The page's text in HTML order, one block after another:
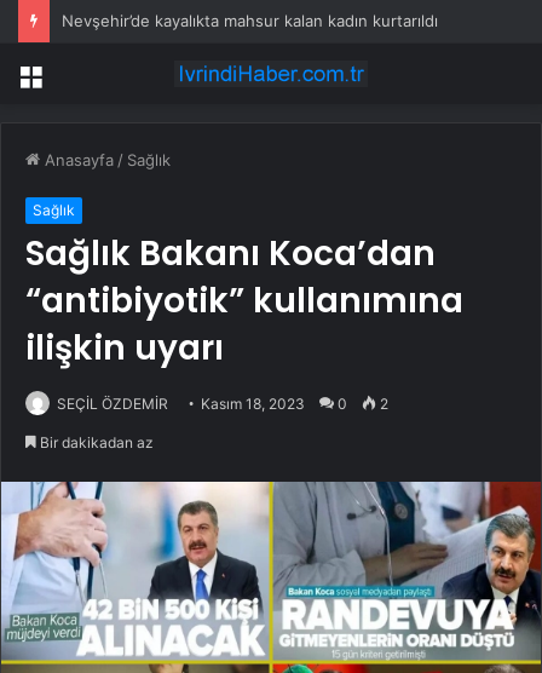
Nevşehir’de kayalıkta mahsur kalan kadın kurtarıldı
Menü
Anasayfa / Sağlık
Sağlık
Sağlık Bakanı Koca’dan
“antibiyotik” kullanımına
ilişkin uyarı
SEÇİL ÖZDEMİR Kasım 18, 2023 0 2
Bir dakikadan az